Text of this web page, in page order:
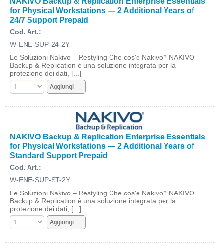
for Physical Workstations — 2 Additional Years of
24/7 Support Prepaid
Cod. Art.:
W-ENE-SUP-24-2Y
Le Soluzioni Nakivo – Restyling Che cos'è Nakivo? NAKIVO
Backup & Replication è una soluzione integrata per la
protezione dei dati, [...]
NAKIVO Backup & Replication Enterprise Essentials
for Physical Workstations — 2 Additional Years of
Standard Support Prepaid
Cod. Art.:
W-ENE-SUP-ST-2Y
Le Soluzioni Nakivo – Restyling Che cos'è Nakivo? NAKIVO
Backup & Replication è una soluzione integrata per la
protezione dei dati, [...]